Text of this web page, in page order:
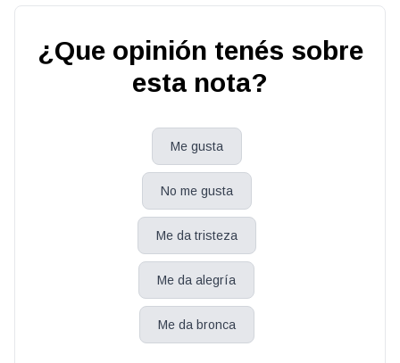
¿Que opinión tenés sobre
esta nota?
Me gusta
No me gusta
Me da tristeza
Me da alegría
Me da bronca